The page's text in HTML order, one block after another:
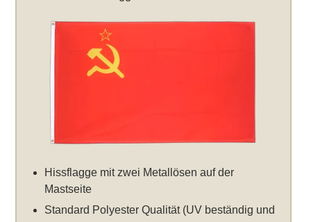
Hissflagge mit zwei Metallösen auf der
Mastseite
Standard Polyester Qualität (UV beständig und